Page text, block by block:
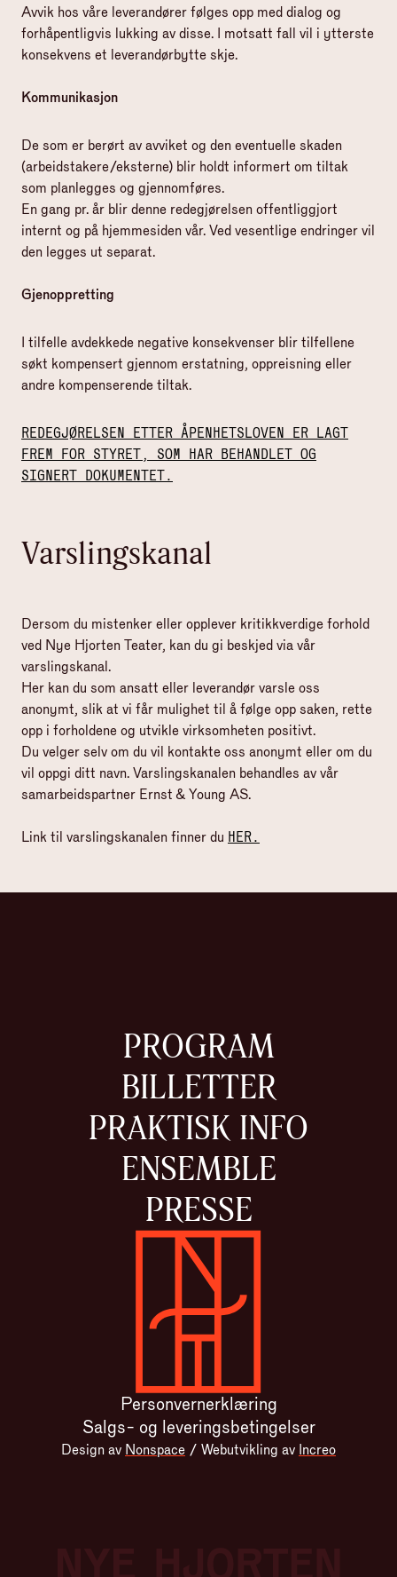
Avvik hos våre leverandører følges opp med dialog og
forhåpentligvis lukking av disse. I motsatt fall vil i ytterste
konsekvens et leverandørbytte skje.
Kommunikasjon
De som er berørt av avviket og den eventuelle skaden
(arbeidstakere/eksterne) blir holdt informert om tiltak
som planlegges og gjennomføres.
En gang pr. år blir denne redegjørelsen offentliggjort
internt og på hjemmesiden vår. Ved vesentlige endringer vil
den legges ut separat.
Gjenoppretting
I tilfelle avdekkede negative konsekvenser blir tilfellene
søkt kompensert gjennom erstatning, oppreisning eller
andre kompenserende tiltak.
REDEGJØRELSEN ETTER ÅPENHETSLOVEN ER LAGT
FREM FOR STYRET, SOM HAR BEHANDLET OG
SIGNERT DOKUMENTET.
Varslingskanal
Dersom du mistenker eller opplever kritikkverdige forhold
ved Nye Hjorten Teater, kan du gi beskjed via vår
varslingskanal.
Her kan du som ansatt eller leverandør varsle oss
anonymt, slik at vi får mulighet til å følge opp saken, rette
opp i forholdene og utvikle virksomheten positivt.
Du velger selv om du vil kontakte oss anonymt eller om du
vil oppgi ditt navn. Varslingskanalen behandles av vår
samarbeidspartner Ernst & Young AS.
Link til varslingskanalen finner du HER.
PROGRAM
BILLETTER
PRAKTISK INFO
ENSEMBLE
PRESSE
Gå til forsiden
Personvernerklæring
Salgs- og leveringsbetingelser
Design av Nonspace / Webutvikling av Increo